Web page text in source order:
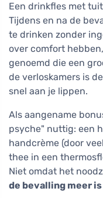
Een drinkfles met
Tijdens en na de
te drinken zonder
over comfort
genoemd die een
de verloskamers is
snel aan je lippen.
Als aangename
psyche" nuttig: een
handcrème (door
thee in een
Niet omdat het
de bevalling meer is